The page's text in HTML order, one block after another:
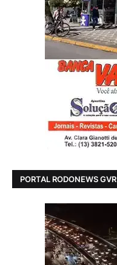
PORTAL RODONEWS GVR